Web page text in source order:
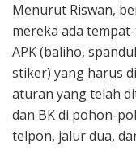
Menurut Riswan,
mereka ada
APK (baliho,
stiker) yang harus
aturan yang telah
dan BK di pohon-
telpon, jalur dua,